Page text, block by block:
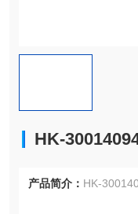
HK-
产品简介： HK-